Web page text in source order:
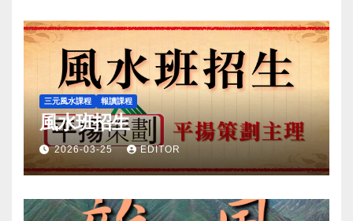
三元風水課程 報讀課程
風水班招生
2026-03-25 EDITOR